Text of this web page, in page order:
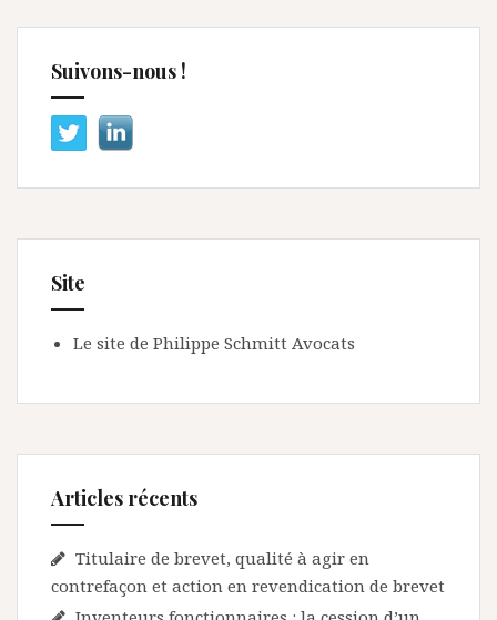
Suivons-nous !
Site
Le site de Philippe Schmitt Avocats
Articles récents
Titulaire de brevet, qualité à agir en
contrefaçon et action en revendication de brevet